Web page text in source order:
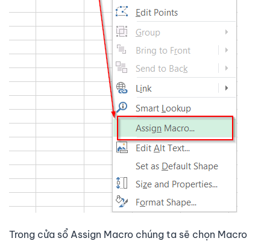
Trong cửa sổ Assign Macro chúng ta sẽ chọn Macro